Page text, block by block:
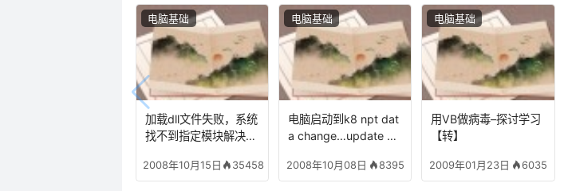
加载dll文件失败，系统
找不到指定模块解决方
2008年10月15日 35458
电脑基础
电脑启动到k8 npt dat
a change…update ne
2008年10月08日 8395
电脑基础
用VB做病毒–探讨学习
【转】
2009年01月23日 6035
电脑基础